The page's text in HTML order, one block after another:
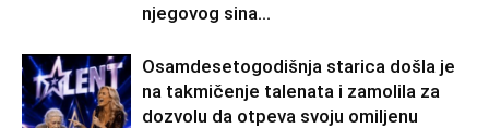
njegovog sina...
Osamdesetogodišnja starica došla je
na takmičenje talenata i zamolila za
dozvolu da otpeva svoju omiljenu